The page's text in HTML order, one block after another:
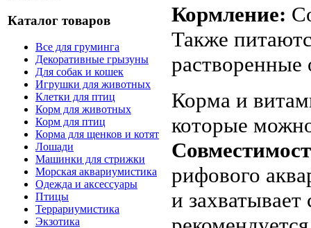
Каталог товаров
Все для груминга
Декоративные грызуны
Для собак и кошек
Игрушки для животных
Клетки для птиц
Корм для животных
Корм для птиц
Корма для щенков и котят
Лошади
Машинки для стрижки
Морская аквариумистика
Одежда и аксессуары
Птицы
Террариумистика
Экзотика
Кормление:
Также
растворенные
Корма и
которые
рифового
и